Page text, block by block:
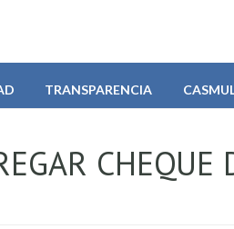
TRANSPARENCIA